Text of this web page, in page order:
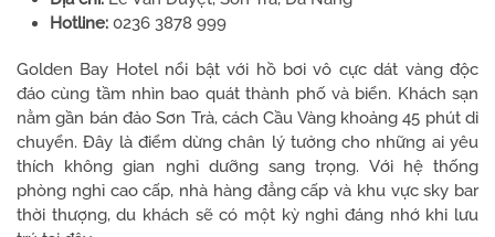
Hotline: 0236 3878 999
Golden Bay Hotel nổi bật với hồ bơi vô cực dát vàng độc
đáo cùng tầm nhìn bao quát thành phố và biển. Khách sạn
nằm gần bán đảo Sơn Trà, cách Cầu Vàng khoảng 45 phút di
chuyển. Đây là điểm dừng chân lý tưởng cho những ai yêu
thích không gian nghỉ dưỡng sang trọng. Với hệ thống
phòng nghỉ cao cấp, nhà hàng đẳng cấp và khu vực sky bar
thời thượng, du khách sẽ có một kỳ nghỉ đáng nhớ khi lưu